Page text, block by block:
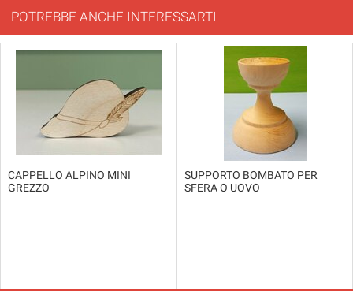
POTREBBE ANCHE INTERESSARTI
CAPPELLO ALPINO MINI
GREZZO
SUPPORTO BOMBATO PER
SFERA O UOVO